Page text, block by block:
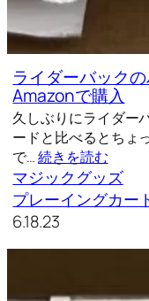
ライダーバック
Amazonで購入
久しぶりにライダー
ードと比べるとちょ
で…続きを読む
マジックグッズ
プレーイングカー
6.18.23